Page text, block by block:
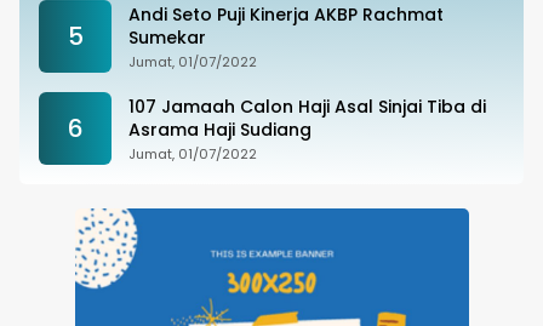
5
Andi Seto Puji Kinerja AKBP Rachmat
Sumekar
Jumat, 01/07/2022
6
107 Jamaah Calon Haji Asal Sinjai Tiba di
Asrama Haji Sudiang
Jumat, 01/07/2022